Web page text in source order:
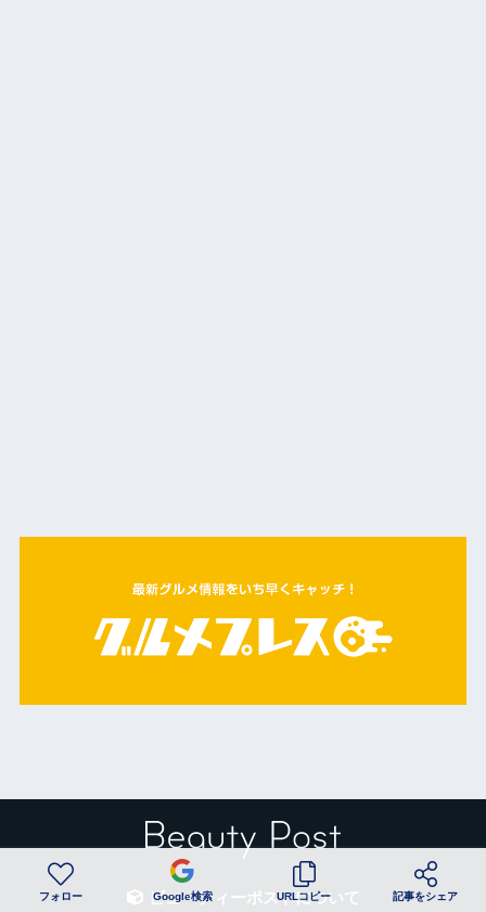
ビューティーポストについて
フォロー Google検索 URLコピー 記事をシェア